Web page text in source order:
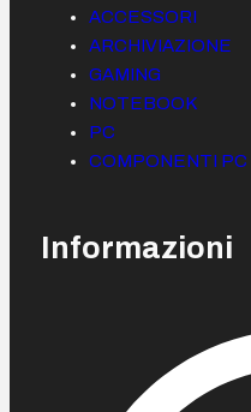
ACCESSORI
ARCHIVIAZIONE
GAMING
NOTEBOOK
PC
COMPONENTI PC
Informazioni